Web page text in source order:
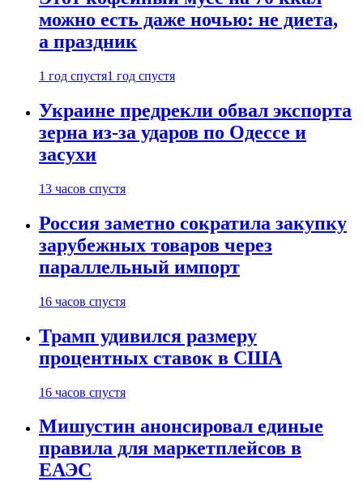
можно есть даже ночью: не диета,
а праздник
1 год спустя1 год спустя
Украине предрекли обвал экспорта
зерна из-за ударов по Одессе и
засухи
13 часов спустя
Россия заметно сократила закупку
зарубежных товаров через
параллельный импорт
16 часов спустя
Трамп удивился размеру
процентных ставок в США
16 часов спустя
Мишустин анонсировал единые
правила для маркетплейсов в
ЕАЭС